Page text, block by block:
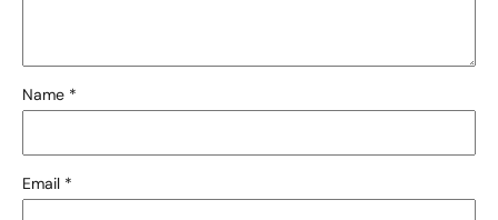
Name *
Email *